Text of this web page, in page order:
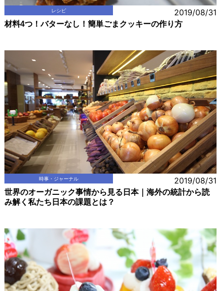
レシピ 2019/08/31
材料4つ！バターなし！簡単ごまクッキーの作り方
時事・ジャーナル 2019/08/31
世界のオーガニック事情から見る日本｜海外の統計から読
み解く私たち日本の課題とは？